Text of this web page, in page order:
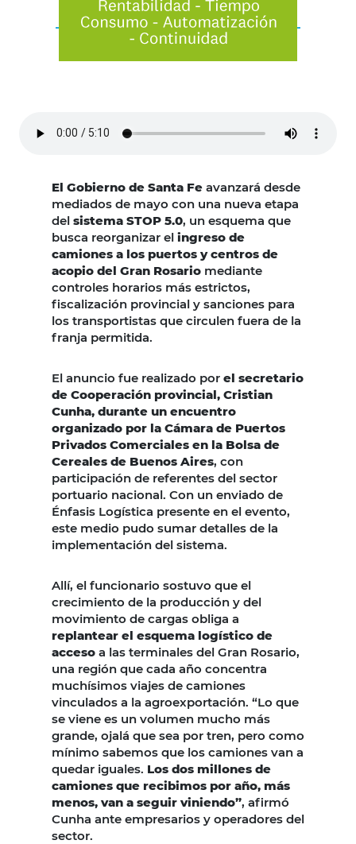
El Gobierno de Santa Fe avanzará desde
mediados de mayo con una nueva etapa
del sistema STOP 5.0, un esquema que
busca reorganizar el ingreso de
camiones a los puertos y centros de
acopio del Gran Rosario mediante
controles horarios más estrictos,
fiscalización provincial y sanciones para
los transportistas que circulen fuera de la
franja permitida.
El anuncio fue realizado por el secretario
de Cooperación provincial, Cristian
Cunha, durante un encuentro
organizado por la Cámara de Puertos
Privados Comerciales en la Bolsa de
Cereales de Buenos Aires, con
participación de referentes del sector
portuario nacional. Con un enviado de
Énfasis Logística presente en el evento,
este medio pudo sumar detalles de la
implementación del sistema.
Allí, el funcionario sostuvo que el
crecimiento de la producción y del
movimiento de cargas obliga a
replantear el esquema logístico de
acceso a las terminales del Gran Rosario,
una región que cada año concentra
muchísimos viajes de camiones
vinculados a la agroexportación. “Lo que
se viene es un volumen mucho más
grande, ojalá que sea por tren, pero como
mínimo sabemos que los camiones van a
quedar iguales. Los dos millones de
camiones que recibimos por año, más
menos, van a seguir viniendo”, afirmó
Cunha ante empresarios y operadores del
sector.